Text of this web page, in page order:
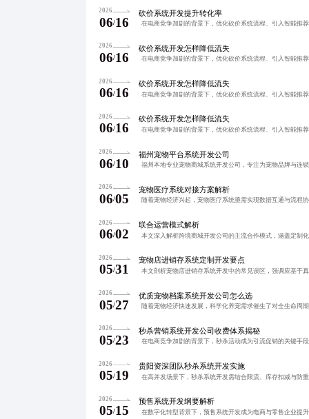
2026
06/16
砍价系统开发提升转化率
2026
06/16
砍价系统开发怎样降低流失
2026
06/16
砍价系统开发怎样降低流失
2026
06/16
砍价系统开发怎样降低流失
2026
06/10
福州宠物平台系统开发公司
2026
06/05
宠物医疗系统对接方案解析
2026
06/02
联合运营模式解析
2026
05/31
宠物店进销存系统定制开发要点
2026
05/27
优质宠物档案系统开发公司怎么选
2026
05/23
秒杀营销系统开发公司收费体系揭秘
2026
05/19
贵阳资深团队秒杀系统开发实施
2026
05/15
预售系统开发纲要解析